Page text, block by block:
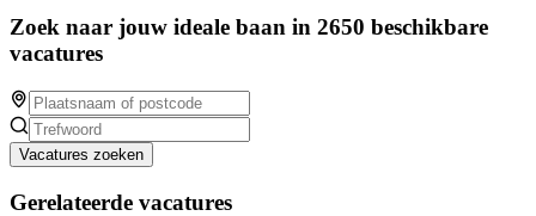
Zoek naar jouw ideale baan in 2650 beschikbare
vacatures
Vacatures zoeken
Gerelateerde vacatures